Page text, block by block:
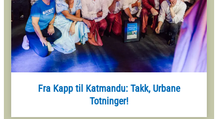
Fra Kapp til Katmandu: Takk, Urbane
Totninger!